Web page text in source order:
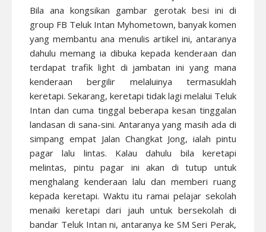
Bila ana kongsikan gambar gerotak besi ini di
group FB Teluk Intan Myhometown, banyak komen
yang membantu ana menulis artikel ini, antaranya
dahulu memang ia dibuka kepada kenderaan dan
terdapat trafik light di jambatan ini yang mana
kenderaan bergilir melaluinya termasuklah
keretapi. Sekarang, keretapi tidak lagi melalui Teluk
Intan dan cuma tinggal beberapa kesan tinggalan
landasan di sana-sini. Antaranya yang masih ada di
simpang empat Jalan Changkat Jong, ialah pintu
pagar lalu lintas. Kalau dahulu bila keretapi
melintas, pintu pagar ini akan di tutup untuk
menghalang kenderaan lalu dan memberi ruang
kepada keretapi. Waktu itu ramai pelajar sekolah
menaiki keretapi dari jauh untuk bersekolah di
bandar Teluk Intan ni, antaranya ke SM Seri Perak,